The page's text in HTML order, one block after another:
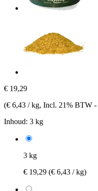
€ 19,29
(€ 6,43 / kg, Incl. 21% BTW -
Inhoud: 3 kg
3 kg
€ 19,29 (€ 6,43 / kg)